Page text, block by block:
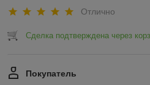
Отлично
Сделка подтверждена через
Покупатель